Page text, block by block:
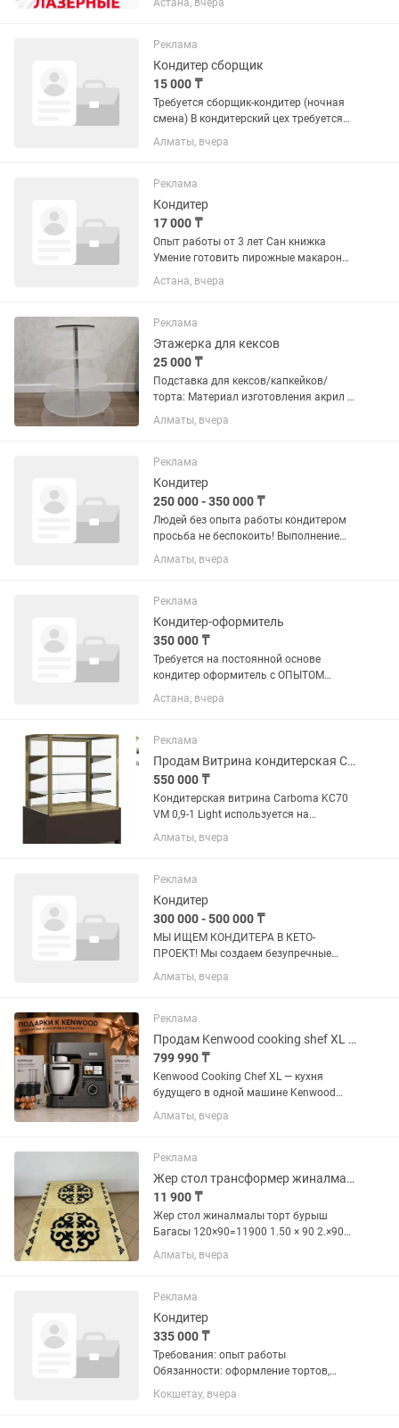
станке можно изготавливать: Для
Астана, вчера
Реклама
Кондитер сборщик
15 000 ₸
Требуется сборщик-кондитер (ночная
смена) В кондитерский цех требуется
сборщик-кондитер. Обязанности: •
Сборка и оформление тортов и
картам. • Соблюдение...
Алматы, вчера
Реклама
Кондитер
17 000 ₸
Опыт работы от 3 лет Сан книжка
Умение готовить пирожные макарон
Умение работать со всеми видами
теста,крема,начинок Опыт
Условия: З/п 17000 за смену С 8:00
до...
Астана, вчера
Реклама
Этажерка для кексов
25 000 ₸
Подставка для кексов/капкейков/
торта: Материал изготовления акрил (
прочная , прозрачная ) Размеры: 45см;
40см; 35см; 30см; 20см Ножки
Алматы, вчера
Реклама
Кондитер
250 000 - 350 000 ₸
Людей без опыта работы кондитером
просьба не беспокоить! Выполнение
производственных операций в
кондитерском цехе в соответствии с
Приготовление и украшение...
Алматы, вчера
Реклама
Кондитер-оформитель
350 000 ₸
Требуется на постоянной основе
кондитер оформитель с ОПЫТОМ
работы, сборка тортов, декорирование
тортов, пирожных ,оформление и т.д
Пишите пожалуйста на , оклад...
Астана, вчера
Реклама
Продам Витрина кондитерская Carboma
550 000 ₸
Кондитерская витрина Carboma KC70
VM 0,9-1 Light используется на
предприятиях общественного питания
и торговли для демонстрации,
хранения тортов, пирожных и других...
Алматы, вчера
Реклама
Кондитер
300 000 - 500 000 ₸
МЫ ИЩЕМ КОНДИТЕРА В КЕТО-
ПРОЕКТ! Мы создаем безупречные
низкоуглеводные десерты, торты и
выпечку премиум-качества. Мы
Алматы и ищем в команду
талантливого мастера,...
Алматы, вчера
Реклама
Продам Kenwood cooking shef XL -KCL 96
799 990 ₸
Kenwood Cooking Chef XL — кухня
будущего в одной машине Kenwood
Cooking Chef XL — это кухонная
машина нового поколения, которая
планетарного миксера и индукционной
плиты....
Алматы, вчера
Реклама
Жер стол трансформер жиналмалы жозы
11 900 ₸
Жер стол жиналмалы торт бурыш
Багасы 120×90=11900 1.50 × 90 2.×90
2.5× 90 3×90 Оте ынгайлы конак
куткенге жиналмалы женил бир адам
Алматы, вчера
Реклама
Кондитер
335 000 ₸
Требования: опыт работы
Обязанности: оформление тортов,
выпечка меренговых рулетов Условия:
-зп: оклад +бонусы -официальное
Кокшетау, вчера